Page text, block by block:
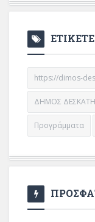
https://dimos-
ΔΗΜΟΣ
Προγράμματα